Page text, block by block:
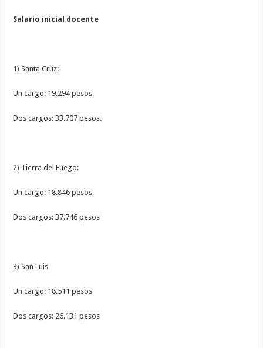
Salario inicial docente
1) Santa Cruz:
Un cargo: 19.294 pesos.
Dos cargos: 33.707 pesos.
2) Tierra del Fuego:
Un cargo: 18.846 pesos.
Dos cargos: 37.746 pesos
3) San Luis
Un cargo: 18.511 pesos
Dos cargos: 26.131 pesos